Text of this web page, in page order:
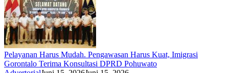
Pelayanan Harus Mudah. Pengawasan Harus Kuat, Imigrasi
Gorontalo Terima Konsultasi DPRD Pohuwato